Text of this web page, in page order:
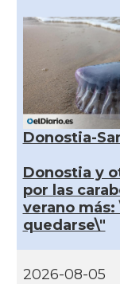
Donostia-
Donostia y
por las
verano más:
quedarse\"
2026-08-05